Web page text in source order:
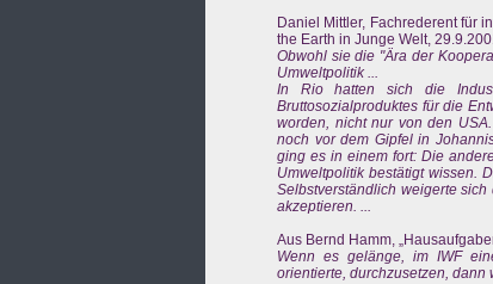
Daniel Mittler, Fachrederent für
the Earth in Junge Welt,
Obwohl sie die "Ära der
Umweltpolitik ...
In Rio hatten sich die
Bruttosozialproduktes für die
worden, nicht nur von den
noch vor dem Gipfel in
ging es in einem fort: Die
Umweltpolitik bestätigt wissen.
Selbstverständlich weigerte
akzeptieren. ...
Aus Bernd Hamm,
Wenn es gelänge, im IWF
orientierte, durchzusetzen,